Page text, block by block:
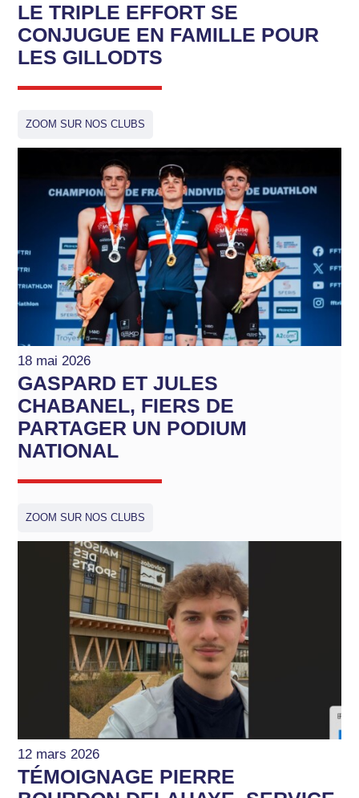
LE TRIPLE EFFORT SE
CONJUGUE EN FAMILLE POUR
LES GILLODTS
ZOOM SUR NOS CLUBS
18 mai 2026
GASPARD ET JULES
CHABANEL, FIERS DE
PARTAGER UN PODIUM
NATIONAL
ZOOM SUR NOS CLUBS
12 mars 2026
TÉMOIGNAGE PIERRE